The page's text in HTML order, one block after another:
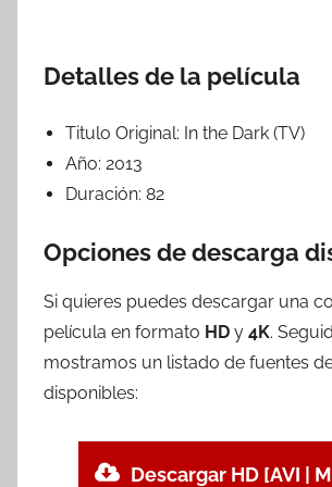
Detalles de la película
Titulo Original: In the Dark (TV)
Año: 2013
Duración: 82
Opciones de descarga
Si quieres puedes descargar una
película en formato HD y 4K.
mostramos un listado de fuentes
disponibles:
Descargar HD [AVI |